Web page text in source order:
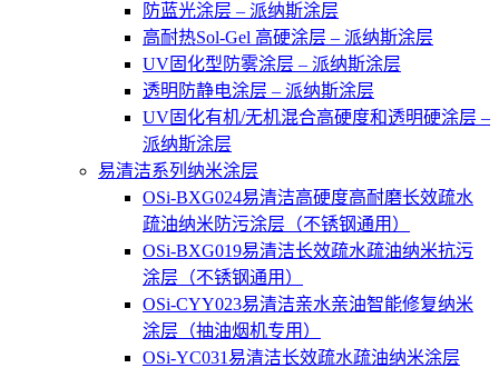
防蓝光涂层 – 派纳斯涂层
高耐热Sol-Gel 高硬涂层 – 派纳斯涂层
UV固化型防雾涂层 – 派纳斯涂层
透明防静电涂层 – 派纳斯涂层
UV固化有机/无机混合高硬度和透明硬涂层 –
派纳斯涂层
易清洁系列纳米涂层
OSi-BXG024易清洁高硬度高耐磨长效疏水
疏油纳米防污涂层（不锈钢通用）
OSi-BXG019易清洁长效疏水疏油纳米抗污
涂层（不锈钢通用）
OSi-CYY023易清洁亲水亲油智能修复纳米
涂层（抽油烟机专用）
OSi-YC031易清洁长效疏水疏油纳米涂层